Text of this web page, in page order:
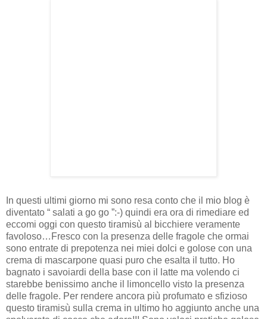
In questi ultimi giorno mi sono resa conto che il mio blog è
diventato “ salati a go go ”:-) quindi era ora di rimediare ed
eccomi oggi con questo tiramisù al bicchiere veramente
favoloso…Fresco con la presenza delle fragole che ormai
sono entrate di prepotenza nei miei dolci e golose con una
crema di mascarpone quasi puro che esalta il tutto. Ho
bagnato i savoiardi della base con il latte ma volendo ci
starebbe benissimo anche il limoncello visto la presenza
delle fragole. Per rendere ancora più profumato e sfizioso
questo tiramisù sulla crema in ultimo ho aggiunto anche una